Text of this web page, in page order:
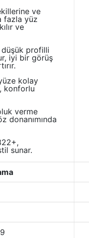
ve
fazla yüz
ve
profilli
iyi bir görüş
kolay
konforlu
verme
donanımında
sunar.